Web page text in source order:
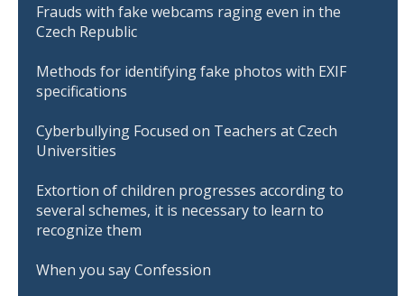
Frauds with fake webcams raging even in the
Czech Republic
Methods for identifying fake photos with EXIF
specifications
Cyberbullying Focused on Teachers at Czech
Universities
Extortion of children progresses according to
several schemes, it is necessary to learn to
recognize them
When you say Confession